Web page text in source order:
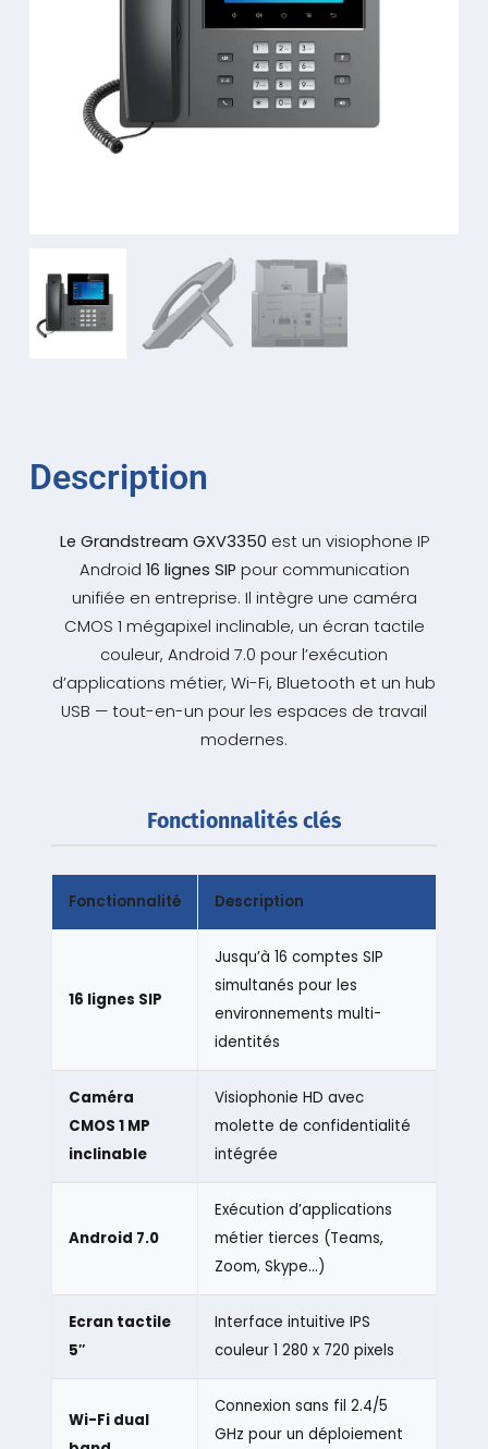
Description
Le Grandstream GXV3350 est un visiophone IP
Android 16 lignes SIP pour communication
unifiée en entreprise. Il intègre une caméra
CMOS 1 mégapixel inclinable, un écran tactile
couleur, Android 7.0 pour l’exécution
d’applications métier, Wi-Fi, Bluetooth et un hub
USB — tout-en-un pour les espaces de travail
modernes.
Fonctionnalités clés
Fonctionnalité Description
16 lignes SIP
Jusqu’à 16 comptes SIP
simultanés pour les
environnements multi-
identités
Caméra
CMOS 1 MP
inclinable
Visiophonie HD avec
molette de confidentialité
intégrée
Android 7.0
Exécution d’applications
métier tierces (Teams,
Zoom, Skype…)
Ecran tactile
5″
Interface intuitive IPS
couleur 1 280 x 720 pixels
Wi-Fi dual
Connexion sans fil 2.4/5
GHz pour un déploiement